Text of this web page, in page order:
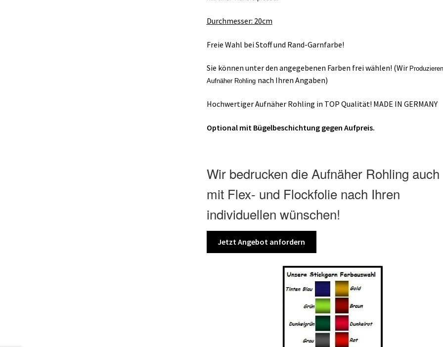
Durchmesser: 20cm
Freie Wahl bei Stoff und Rand-Garnfarbe!
Sie können unter den angegebenen Farben frei wählen! (Wir
Aufnäher Rohling nach Ihren Angaben)
Hochwertiger Aufnäher Rohling in TOP Qualität! MADE IN GERMANY
Optional mit Bügelbeschichtung gegen Aufpreis.
Wir bedrucken die Aufnäher Rohling auch
mit Flex- und Flockfolie nach Ihren
individuellen wünschen!
Jetzt Angebot anfordern